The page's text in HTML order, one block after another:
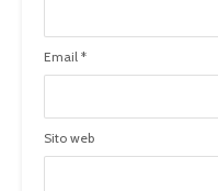
Email *
Sito web